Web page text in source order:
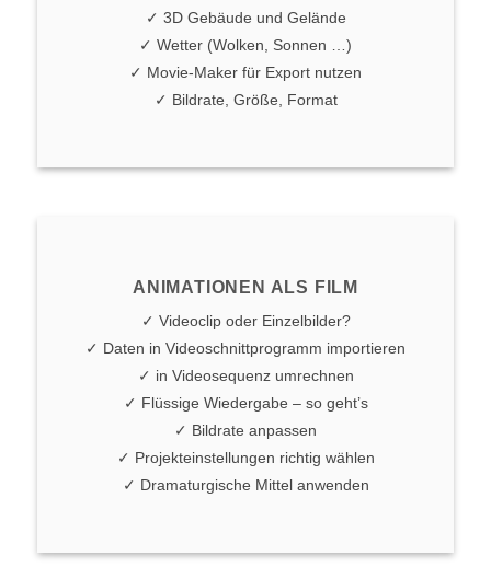
✓ 3D Gebäude und Gelände
✓ Wetter (Wolken, Sonnen …)
✓ Movie-Maker für Export nutzen
✓ Bildrate, Größe, Format
ANIMATIONEN ALS FILM
✓ Videoclip oder Einzelbilder?
✓ Daten in Videoschnittprogramm importieren
✓ in Videosequenz umrechnen
✓ Flüssige Wiedergabe – so geht’s
✓ Bildrate anpassen
✓ Projekteinstellungen richtig wählen
✓ Dramaturgische Mittel anwenden